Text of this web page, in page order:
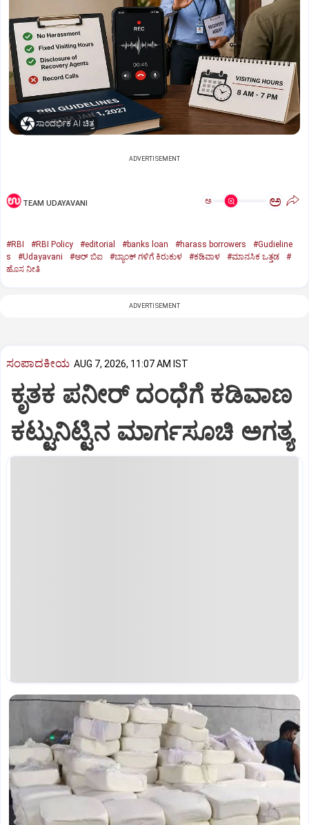
ಸಾಂದರ್ಭಿಕ AI ಚಿತ್ರ
ADVERTISEMENT
TEAM UDAYAVANI ಅ ಅ
#RBI #RBI Policy #editorial #banks loan #harass borrowers
#Gudieline
s
#Udayavani #ಆರ್‌ ಬಿಐ #ಬ್ಯಾಂಕ್‌ ಗಳಿಗೆ ಕಿರುಕುಳ #ಕಡಿವಾಳ #ಮಾನಸಿಕ ಒತ್ತಡ
#
ಹೊಸ ನೀತಿ
ADVERTISEMENT
ಸಂಪಾದಕೀಯ AUG 7, 2026, 11:07 AM IST
ಕೃತಕ ಪನೀರ್‌ ದಂಧೆಗೆ ಕಡಿವಾಣ
ಕಟ್ಟುನಿಟ್ಟಿನ ಮಾರ್ಗಸೂಚಿ ಅಗತ್ಯ